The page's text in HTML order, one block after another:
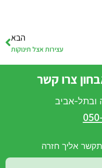
הבא
עצירות אצל תינוקות
צרו קשר
ובתל-אביב
אליך חזרה